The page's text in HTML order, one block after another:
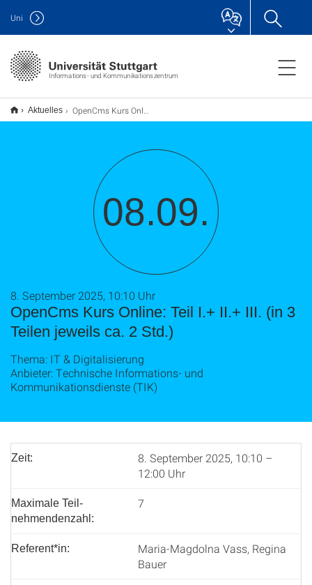
Informations- und Kommunikationszentrum
Uni
Aktuelles OpenCms Kurs Online: Teil I.+ II.+ III. (in 3 Teilen jeweils ca. 2 Std.)
08.09.
OpenCms Kurs Online: Teil I.+ II.+ III. (in 3
Teilen jeweils ca. 2 Std.)
8. September 2025, 10:10 Uhr
Thema: IT & Digitalisierung
Anbieter: Technische Informations- und
Kommunikationsdienste (TIK)
Zeit:
8. September 2025, 10:10 –
12:00 Uhr
Maximale Teil­
nehmenden­zahl:
7
Referent*in:
Maria-Magdolna Vass, Regina
Bauer